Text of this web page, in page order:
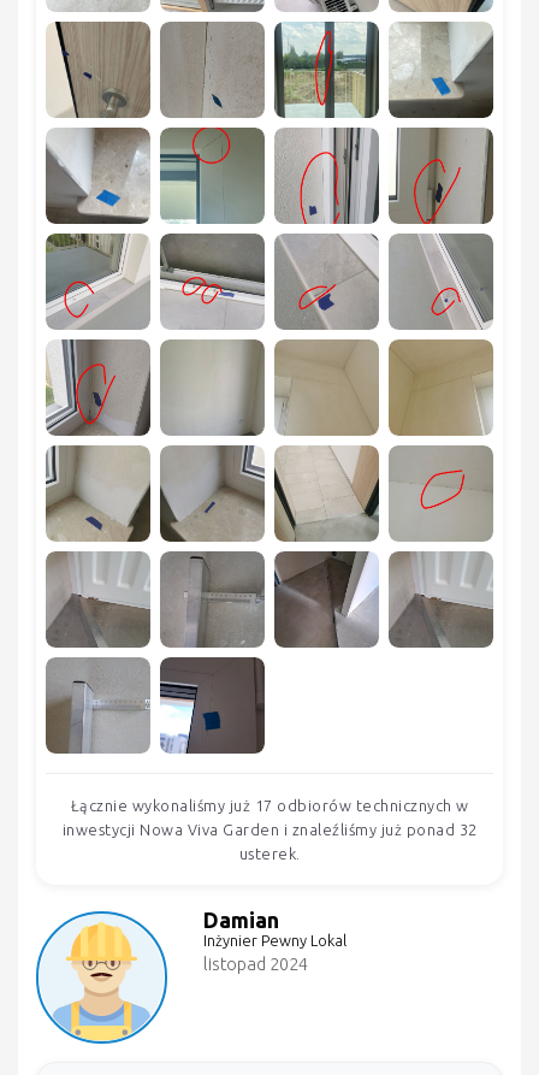
Łącznie wykonaliśmy już 17 odbiorów technicznych w
inwestycji Nowa Viva Garden i znaleźliśmy już ponad 32
usterek.
Damian
Inżynier Pewny Lokal
listopad 2024